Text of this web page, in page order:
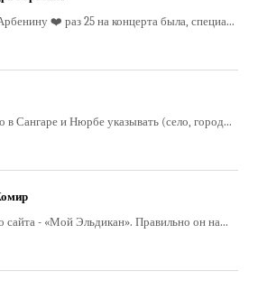
❤️ раз 25 на концерта была, специа...
в Сангаре и Нюрбе указывать (село, город...
сайта - «Мой Эльдикан». Правильно он на...